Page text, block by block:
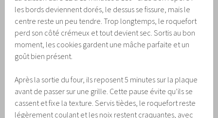
les bords deviennent dorés, le dessus se fissure, mais le
centre reste un peu tendre. Trop longtemps, le roquefort
perd son côté crémeux et tout devient sec. Sortis au bon
moment, les cookies gardent une mâche parfaite et un
goût bien présent.
Après la sortie du four, ils reposent 5 minutes sur la plaque
avant de passer sur une grille. Cette pause évite qu’ils se
cassent et fixe la texture. Servis tièdes, le roquefort reste
légèrement coulant et les noix restent craquantes, avec